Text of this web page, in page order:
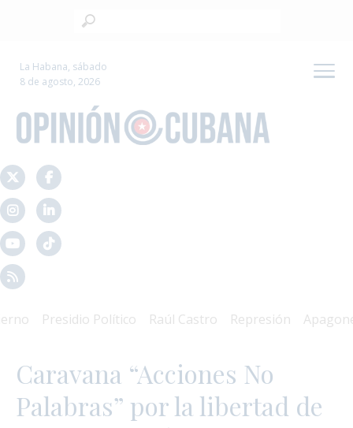
La Habana, sábado
8 de agosto, 2026
Presidio Político Raúl Castro Represión Apagones
Caravana “Acciones No
Palabras” por la libertad de